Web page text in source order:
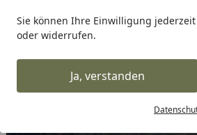
Sie können Ihre Einwilligung
oder widerrufen.
Ja, verstanden
Karibu
Dein
Weber WIRE S/B GRND